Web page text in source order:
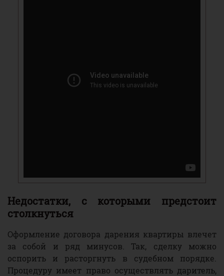
Недостатки, с которыми предстоит
столкнуться
Оформление договора дарения квартиры влечет
за собой и ряд минусов. Так, сделку можно
оспорить и расторгнуть в судебном порядке.
Процедуру имеет право осуществлять даритель,